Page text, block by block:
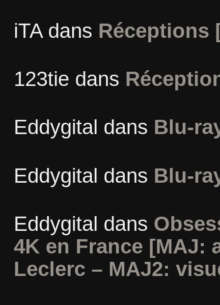
iTAdans Réceptions
123tie dans
Eddygital dans Blu-
Eddygital dans Blu-
Eddygital dans
4K en France [MAJ:
Leclerc – MAJ2: